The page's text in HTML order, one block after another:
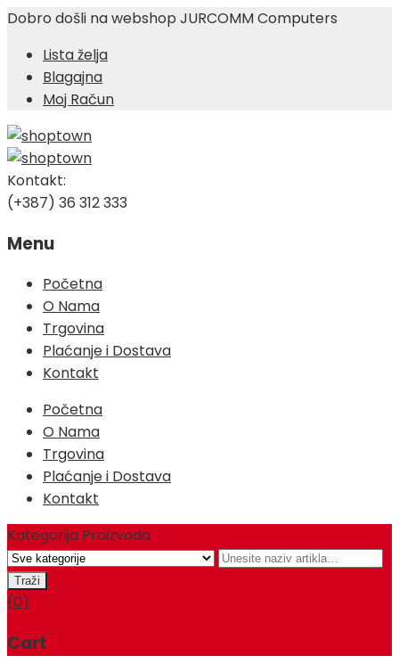
Dobro došli na webshop JURCOMM Computers
Lista želja
Blagajna
Moj Račun
Kontakt:
(+387) 36 312 333
Menu
Skip
content
Početna
O Nama
Trgovina
Plaćanje i Dostava
Kontakt
Početna
O Nama
Trgovina
Plaćanje i Dostava
Kontakt
Kategorija Proizvoda
(0)
Cart